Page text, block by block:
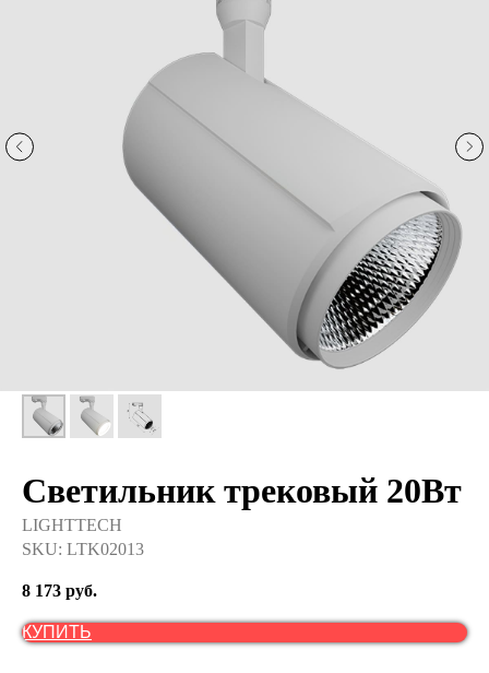
Светильник трековый 20Вт
LIGHTTECH
SKU: LTK02013
8 173 руб.
КУПИТЬ